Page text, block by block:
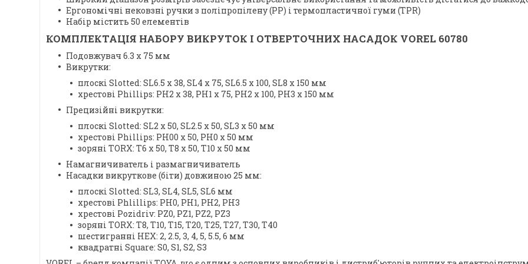
Ергономічні нековзні ручки з поліпропілену (PP) і термопластичної гуми (TPR)
Набір містить 50 елементів
КОМПЛЕКТАЦІЯ НАБОРУ ВИКРУТОК І ОТВЕРТОЧНИХ НАСАДОК VOREL 60780
Подовжувач 6.3 x 75 мм
Викрутки:
плоскі Slotted: SL6.5 x 38, SL4 x 75, SL6.5 x 100, SL8 x 150 мм
хрестові Phillips: PH2 x 38, PH1 x 75, PH2 x 100, PH3 x 150 мм
Прецизійні викрутки:
плоскі Slotted: SL2 x 50, SL2.5 x 50, SL3 x 50 мм
хрестові Phillips: PH00 x 50, PH0 x 50 мм
зоряні TORX: T6 x 50, T8 x 50, T10 x 50 мм
Намагничиватель і размагничиватель
Насадки викруткове (біти) довжиною 25 мм:
плоскі Slotted: SL3, SL4, SL5, SL6 мм
хрестові Phlillips: PH0, PH1, PH2, PH3
хрестові Pozidriv: PZ0, PZ1, PZ2, PZ3
зоряні TORX: T8, T10, T15, T20, T25, T27, T30, T40
шестигранні HEX: 2, 2.5, 3, 4, 5, 5.5, 6 мм
квадратні Square: S0, S1, S2, S3